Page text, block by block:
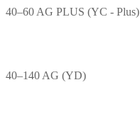
40–60 AG PLUS (YC - Plus)
40–140 AG (YD)